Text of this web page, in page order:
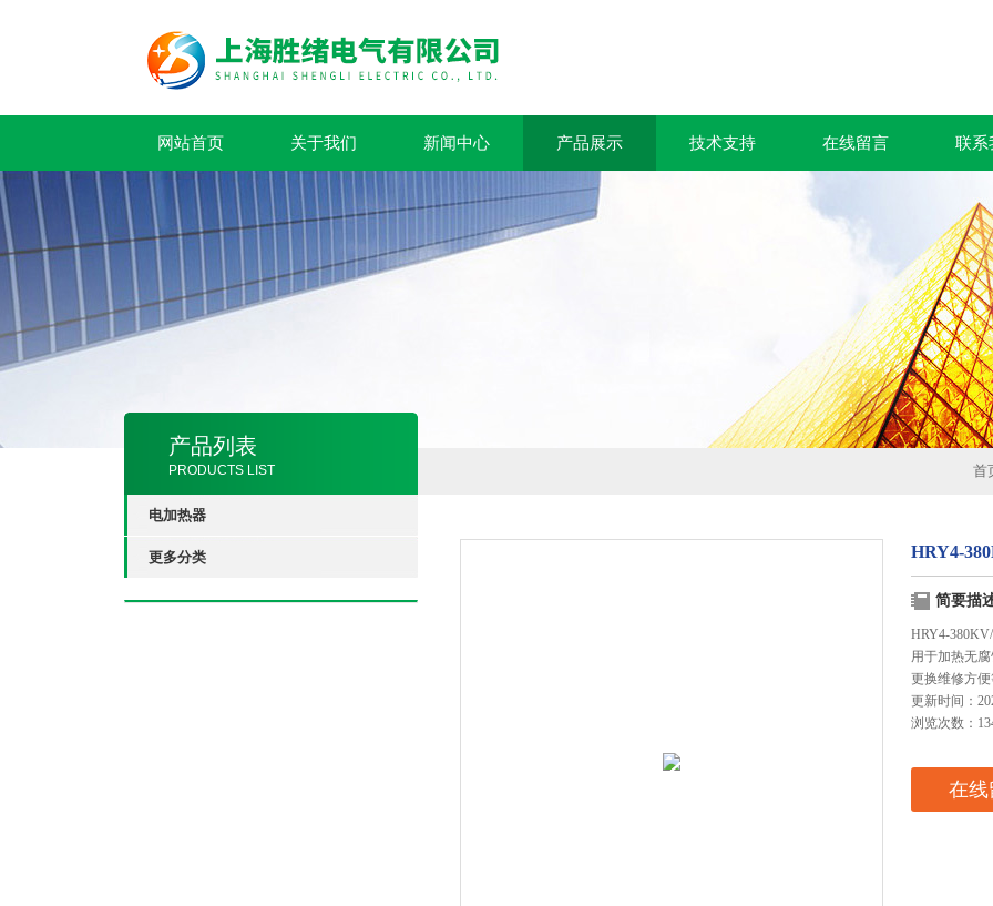
网站首页 关于我们 新闻中心 产品展示 技术支持 在线留言 联系
产品列表
PRODUCTS LIST
电加热器
更多分类
首
HRY4-
简要描
HRY4-
用于加热无
更换维修方便
更新时间：
浏览次数：
在线